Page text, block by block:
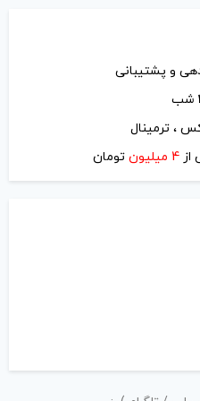
برای زمانی که دوباره
و شئونات جامعه و با
و پشتیبانی
شب
، ترمینال
4 میلیون تومان